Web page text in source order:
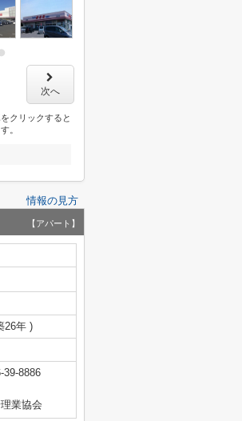
次へ
クリックすると
。
情報の見方
【アパート】
26年 )
39-8886
業協会